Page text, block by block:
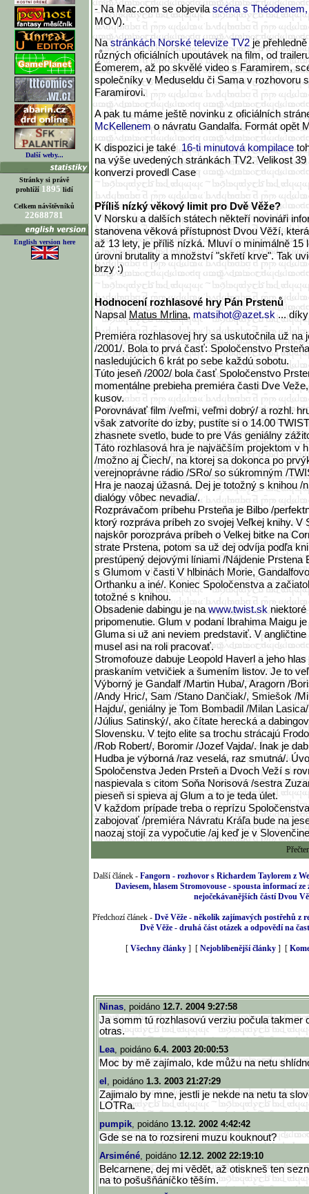
Další weby...
Stránky si právě
prohlíží 1895 lidí
Celkem návštěvníků
22688781
English version here
- Na Mac.com se objevilascéna s
MOV).
Nastránkách Norské televize TV2je
různých oficiálních upoutávek na film, od
Éomerem, až po skvělé video s Faramirem,
společníky v Meduseldu či Sama v rozhovoru
Faramirovi.
A pak tu máme ještě novinku z oficiálních
McKellenemo návratu Gandalfa. Formát opět
K dispozici je také16-ti minutová kompilace
na výše uvedených stránkách TV2. Velikost
konverzi provedl Case
Příliš nízký věkový limit pro Dvě Věže?
V Norsku a dalších státech někteří novináři
stanovena věková přístupnost Dvou Věží,
až 13 lety, je příliš nízká. Mluví o minimálně 15
úrovni brutality a množství "skřetí krve". Tak
brzy :)
Hodnocení rozhlasové hry Pán Prstenů
Napsal Matus Mrlina, matsihot@azet.sk ...
Premiéra rozhlasovej hry sa uskutočnila už na
/2001/. Bola to prvá časť: Spoločenstvo
nasledujúcich 6 krát po sebe každú sobotu.
Túto jeseň /2002/ bola časť Spoločenstvo
momentálne prebieha premiéra časti Dve
kusov.
Porovnávať film /veľmi, veľmi dobrý/ a rozhl.
však zatvoríte do izby, pustíte si o 14.00
zhasnete svetlo, bude to pre Vás geniálny
Táto rozhlasová hra je najväčším projektom v
/možno aj Čiech/, na ktorej sa dokonca po
verejnoprávne rádio /SRo/ so súkromným /
Hra je naozaj úžasná. Dej je totožný s knihou /
dialógy vôbec nevadia/.
Rozprávačom príbehu Prsteňa je Bilbo /
ktorý rozpráva príbeh zo svojej Veľkej knihy. V
najskôr porozpráva príbeh o Velkej bitke na
strate Prstena, potom sa už dej odvíja podľa
prestúpený dejovými líniami /Nájdenie Prstena
s Glumom v časti V hlbinách Morie,
Orthanku a iné/. Koniec Spoločenstva a
totožné s knihou.
Obsadenie dabingu je nawww.twist.skniektoré
pripomenutie. Glum v podaní Ibrahima Maigu
Gluma si už ani neviem predstaviť. V
musel asi na roli pracovať.
Stromofouze dabuje Leopold Haverl a jeho
praskaním vetvičiek a šumením listov. Je to
Výborný je Gandalf /Martin Huba/, Aragorn /
/Andy Hric/, Sam /Stano Dančiak/, Smiešok /
Hajdu/, geniálny je Tom Bombadil /Milan
/Július Satinský/, ako čítate herecká a
Slovensku. V tejto elite sa trochu strácajú
/Rob Robert/, Boromir /Jozef Vajda/. Inak je
Hudba je výborná /raz veselá, raz smutná/.
Spoločenstva Jeden Prsteň a Dvoch Veží s
naspievala s citom Soňa Norisová /sestra
pieseň si spieva aj Glum a to je teda úlet.
V každom prípade treba o reprízu
zabojovať /premiéra Návratu Kráľa bude na
naozaj stojí za vypočutie /aj keď je v
Další článek - Fangorn - rozhovor s Richardem Taylorem z
Daviesem, hlasem Stromovouse - spousta informací
nejočekávanějších částí Dvou
Předchozí článek -Dvě Věže - několik zajímavých postřehů z
Dvě Věže - druhá část otázek a odpovědí na
[Všechny články ] [Nejoblíbenější články ] [
Ninas, poidáno 12.7. 2004 9:27:58
Ja somm tú rozhlasovú verziu počula takmer
otras.
Lea, poidáno 6.4. 2003 20:00:53
Moc by mě zajímalo, kde můžu na netu
el , poidáno 1.3. 2003 21:27:29
Zajimalo by mne, jestli je nekde na netu ta
LOTRa.
pumpik, poidáno 13.12. 2002 4:42:42
Gde se na to rozsireni muzu kouknout?
Arsiméné, poidáno 12.12. 2002 22:19:10
Belcarnene, dej mi vědět, až otiskneš ten
na to pošušňáníčko těším.